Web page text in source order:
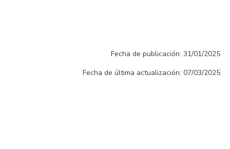
Fecha de publicación: 31/01/2025
Fecha de última actualización: 07/03/2025